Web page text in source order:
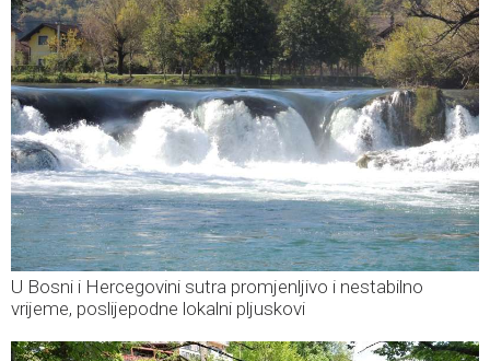
U Bosni i Hercegovini sutra promjenljivo i nestabilno
vrijeme, poslijepodne lokalni pljuskovi